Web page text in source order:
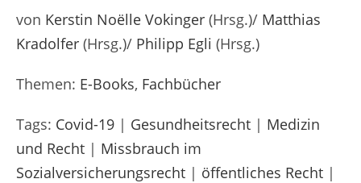
von Kerstin Noëlle Vokinger (Hrsg.)/ Matthias
Kradolfer (Hrsg.)/ Philipp Egli (Hrsg.)
Themen: E-Books, Fachbücher
Tags: Covid-19 | Gesundheitsrecht | Medizin
und Recht | Missbrauch im
Sozialversicherungsrecht | öffentliches Recht |